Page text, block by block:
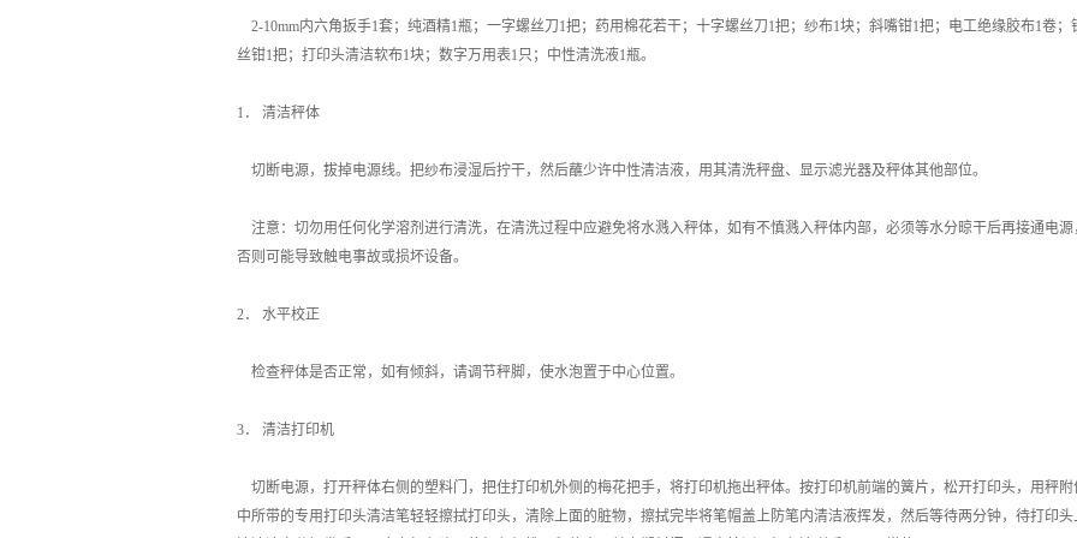
2-10mm内六角扳手1套；纯酒精1瓶；一字螺丝刀1把；药用棉花若干；十字螺丝刀1把；纱布1块；斜嘴钳1把；电工绝缘胶布1卷；
丝钳1把；打印头清洁软布1块；数字万用表1只；中性清洗液1瓶。
1． 清洁秤体
切断电源，拔掉电源线。把纱布浸湿后拧干，然后蘸少许中性清洁液，用其清洗秤盘、显示滤光器及秤体其他部位。
注意：切勿用任何化学溶剂进行清洗，在清洗过程中应避免将水溅入秤体，如有不慎溅入秤体内部，必须等水分晾干后再接通电源
否则可能导致触电事故或损坏设备。
2． 水平校正
检查秤体是否正常，如有倾斜，请调节秤脚，使水泡置于中心位置。
3． 清洁打印机
切断电源，打开秤体右侧的塑料门，把住打印机外侧的梅花把手，将打印机拖出秤体。按打印机前端的簧片，松开打印头，用秤附
中所带的专用打印头清洁笔轻轻擦拭打印头，清除上面的脏物，擦拭完毕将笔帽盖上防笔内清洁液挥发，然后等待两分钟，待打印头